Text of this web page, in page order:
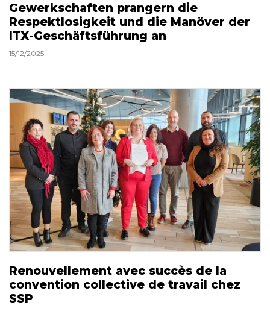
Gewerkschaften prangern die
Respektlosigkeit und die Manöver der
ITX-Geschäftsführung an
15/12/2025
Renouvellement avec succès de la
convention collective de travail chez
SSP